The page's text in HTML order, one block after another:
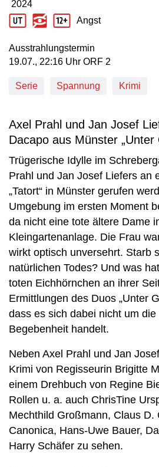
Produktionsjahr: 2024
2024
Jugendschutz Beschreibung: Angst
Angst
Ausstrahlungstermin
19. Juli, 22:16 Uhr in ORF 2
19.07., 22:16 Uhr ORF 2
Serie Spannung Krimi
Axel Prahl und Jan Josef
Dacapo aus Münster „Unter
Trügerische Idylle im
Prahl und Jan Josef Liefers an
„Tatort“ in Münster gerufen
Umgebung im ersten Moment
da nicht eine tote ältere Dame
Kleingartenanlage. Die Frau
wirkt optisch unversehrt. Starb
natürlichen Todes? Und was
toten Eichhörnchen an ihrer
Ermittlungen des Duos „Unter
dass es sich dabei nicht um
Begebenheit handelt.
Neben Axel Prahl und Jan
Krimi von Regisseurin Brigitte
einem Drehbuch von Regine
Rollen u. a. auch ChrisTine
Mechthild Großmann, Claus D.
Canonica, Hans-Uwe Bauer,
Harry Schäfer zu sehen.